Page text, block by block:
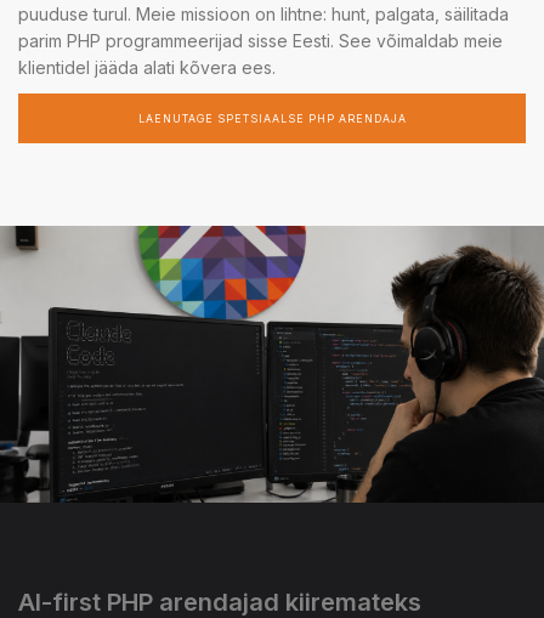
puuduse turul. Meie missioon on lihtne: hunt, palgata, säilitada
parim PHP programmeerijad sisse Eesti. See võimaldab meie
klientidel jääda alati kõvera ees.
LAENUTAGE SPETSIAALSE PHP ARENDAJA
AI-first PHP arendajad kiiremateks